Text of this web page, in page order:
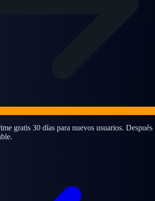
gratis 30 días para nuevos usuarios. Después